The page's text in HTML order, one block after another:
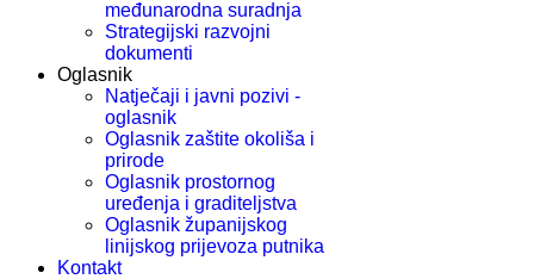
međunarodna suradnja
Strategijski razvojni
dokumenti
Oglasnik
Natječaji i javni pozivi -
oglasnik
Oglasnik zaštite okoliša i
prirode
Oglasnik prostornog
uređenja i graditeljstva
Oglasnik županijskog
linijskog prijevoza putnika
Kontakt